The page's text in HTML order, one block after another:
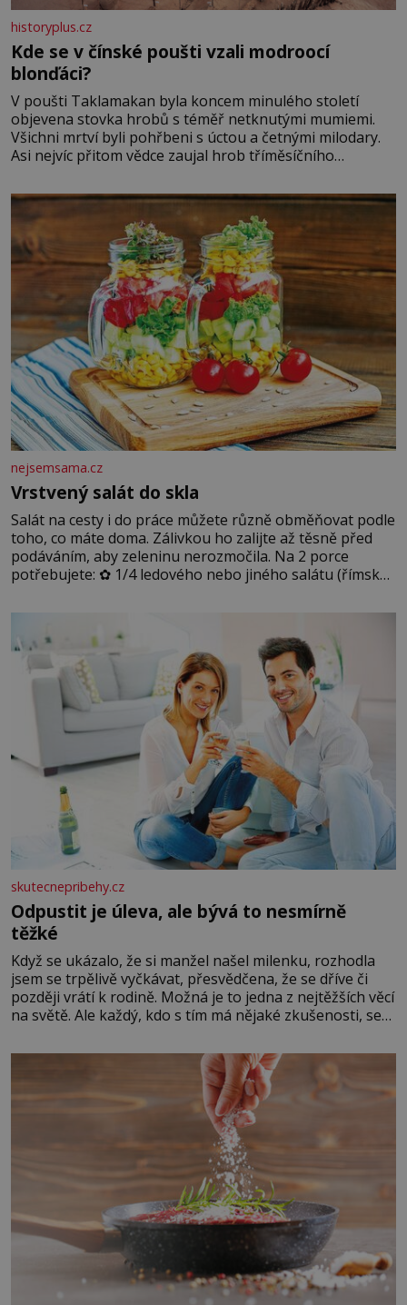
historyplus.cz
Kde se v čínské poušti vzali modroocí
blonďáci?
V poušti Taklamakan byla koncem minulého století
objevena stovka hrobů s téměř netknutými mumiemi.
Všichni mrtví byli pohřbeni s úctou a četnými milodary.
Asi nejvíc přitom vědce zaujal hrob tříměsíčního
blonďaté vlásky. Fakt, že jsou těla dávných lidí nesmírně
dobře zachovalá, přičítají odborníci zdejším klimatickým
podmínkám. Sucho, prosolené písky a extrémně
nejsemsama.cz
Vrstvený salát do skla
Salát na cesty i do práce můžete různě obměňovat podle
toho, co máte doma. Zálivkou ho zalijte až těsně před
podáváním, aby zeleninu nerozmočila. Na 2 porce
potřebujete: ✿ 1/4 ledového nebo jiného salátu (římský
okurky ✿ 2 rajčata Zálivka: ✿ 4 lžíce olivového oleje ✿ 1
lžíci citronové šťávy ✿ ½ stroužku
skutecnepribehy.cz
Odpustit je úleva, ale bývá to nesmírně
těžké
Když se ukázalo, že si manžel našel milenku, rozhodla
jsem se trpělivě vyčkávat, přesvědčena, že se dříve či
později vrátí k rodině. Možná je to jedna z nejtěžších věcí
na světě. Ale každý, kdo s tím má nějaké zkušenosti, se
Když se ke mně doneslo, že si manžel pořídil milenku,